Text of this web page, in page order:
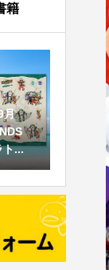
籍
月
ト...